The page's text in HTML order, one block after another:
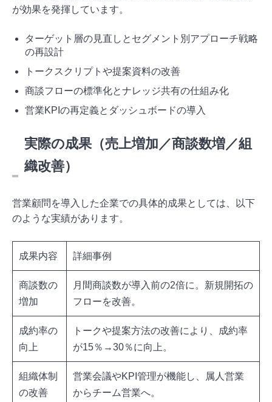
が効果を発揮しています。
ターゲット層の見直しとセグメント別アプローチ戦略
の再設計
トークスクリプトや提案資料の改善
商談フローの標準化とナレッジ共有の仕組み化
営業KPIの再定義とダッシュボードの導入
実際の成果（売上増加／商談数増／組
織改善）
営業顧問を導入した企業での具体的成果としては、以下
のような実績があります。
成果内容 詳細事例
商談数の
増加
月間商談数が導入前の2倍に。新規開拓の
フローを改善。
成約率の
向上
トークや提案方法の改善により、成約率
が15％→30％に向上。
組織体制
の改善
営業会議やKPI管理が機能し、属人営業
からチーム営業へ。